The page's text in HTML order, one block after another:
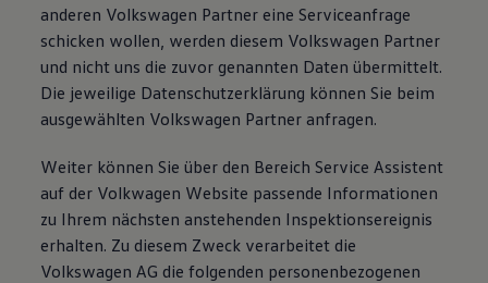
anderen Volkswagen Partner eine Serviceanfrage
schicken wollen, werden diesem Volkswagen Partner
und nicht uns die zuvor genannten Daten übermittelt.
Die jeweilige Datenschutzerklärung können Sie beim
ausgewählten Volkswagen Partner anfragen.
Weiter können Sie über den Bereich Service Assistent
auf der Volkwagen Website passende Informationen
zu Ihrem nächsten anstehenden Inspektionsereignis
erhalten. Zu diesem Zweck verarbeitet die
Volkswagen AG die folgenden personenbezogenen